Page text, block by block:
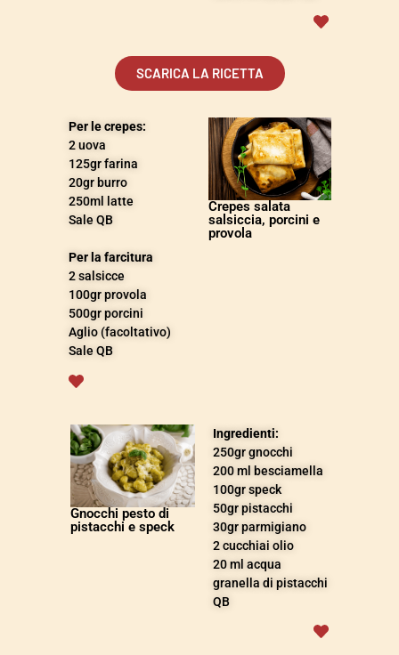
SCARICA LA RICETTA
Per le crepes:
2 uova
125gr farina
20gr burro
250ml latte
Sale QB
Per la farcitura
2 salsicce
100gr provola
500gr porcini
Aglio (facoltativo)
Sale QB
Crepes salata
salsiccia, porcini e
provola
Gnocchi pesto di
pistacchi e speck
Ingredienti:
250grgnocchi
200ml besciamella
100gr speck
50gr pistacchi
30gr parmigiano
2cucchiai o lio
20ml acqua
granella di pistacchi
QB